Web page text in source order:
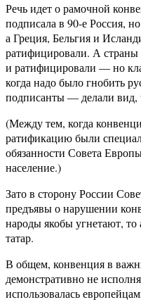
Речь идет о рамочной
подписала в 90-е Россия,
а Греция, Бельгия и
ратифицировали. А
и ратифицировали — но
когда надо было гнобить
подписанты — делали вид,
(Между тем, когда
ратификацию были
обязанности Совета
население.)
Зато в сторону России
предъявы о нарушении
народы якобы угнетают,
татар.
В общем, конвенция в
демонстративно не
использовалась